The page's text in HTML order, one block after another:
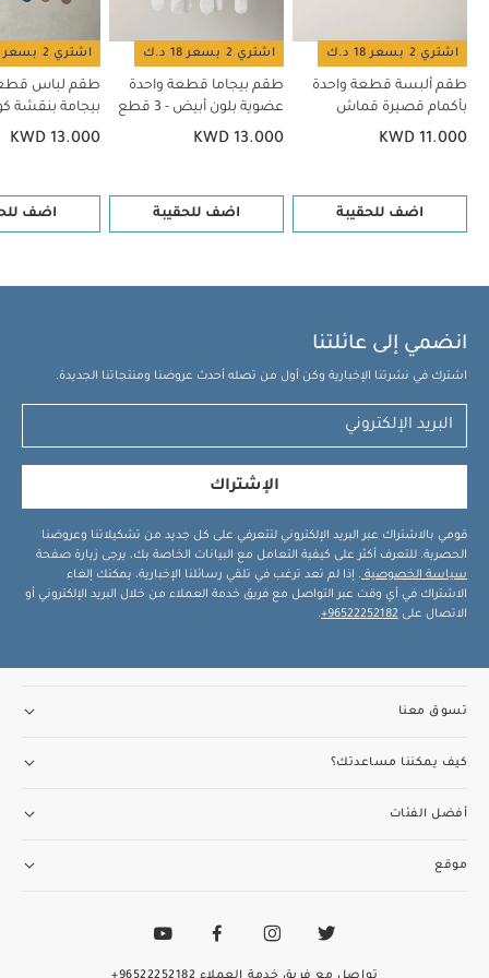
اشتري 2 بسعر 18 د.ك
طقم ألبسة قطعة واحدة
بأكمام قصيرة قماش
عضوي بلون أبيض - 5 قطع
KWD 11.000
اضف للحقيبة
اشتري 2 بسعر 18 د.ك
طقم بيجاما قطعة واحدة
عضوية بلون أبيض - 3 قطع
KWD 13.000
اضف للحقيبة
اشتري 2 بسعر 18 د.ك
طقم لباس
قطع
KWD 13.000
اضف
انضمي إلى عائلتنا
اشترك في نشرتنا الإخبارية وكن أول من تصله أحدث عروضنا ومنتجاتنا الجديدة.
الإشتراك
قومي بالاشتراك عبر البريد الإلكتروني لتتعرفي على كل جديد من تشكيلاتنا وعروضنا
الحصرية. للتعرف أكثر على كيفية التعامل مع البيانات الخاصة بك، يرجى زيارة صفحة
سياسة الخصوصية . إذا لم تعد ترغب في تلقي رسائلنا الإخبارية، يمكنك إلغاء
الاشتراك في أي وقت عبر التواصل مع فريق خدمة العملاء من خلال البريد الإلكتروني أو
الاتصال على 96522252182+
.
تسوق معنا
كيف يمكننا مساعدتك؟
أفضل الفئات
موقع